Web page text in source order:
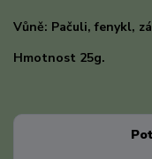
Vůně: Pačuli, fenykl,
Hmotnost 25g.